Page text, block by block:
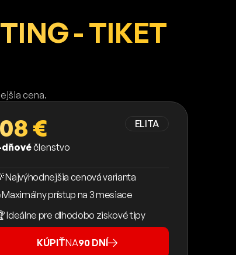
- TIKET
cena.
ELITA
€
členstvo
Najvýhodnejšia cenová varianta
Maximálny prístup na 3 mesiace
Ideálne pre dlhodobo ziskové tipy
KÚPIŤNA90 DNÍ